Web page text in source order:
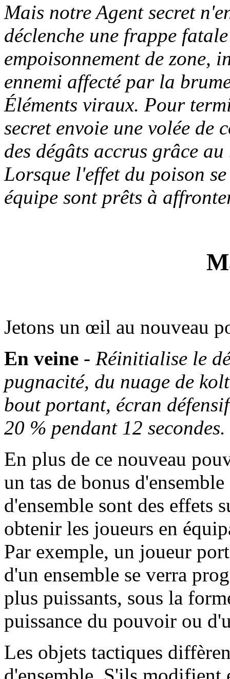
Mais notre Agent secret
déclenche une frappe
empoisonnement de zone,
ennemi affecté par la
Éléments viraux. Pour
secret envoie une volée
des dégâts accrus grâce
Lorsque l'effet du poison
équipe sont prêts à
Jetons un œil au nouveau
En veine - Réinitialise le
pugnacité, du nuage de
bout portant, écran
20 % pendant 12 secondes.
En plus de ce nouveau
un tas de bonus
d'ensemble sont des effets
obtenir les joueurs en
Par exemple, un joueur
d'un ensemble se verra
plus puissants, sous la
puissance du pouvoir ou
Les objets tactiques